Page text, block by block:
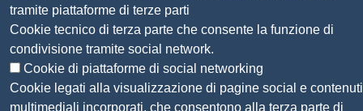
© 2026 CAMERA DI COMMERCIO DELLA
tramite piattaforme di terze parti
Cookie tecnico di terza parte che consente la funzione di
condivisione tramite social network.
Cookie di piattaforme di social networking
Cookie legati alla visualizzazione di pagine social e contenuti
multimediali incorporati, che consentono alla terza parte di